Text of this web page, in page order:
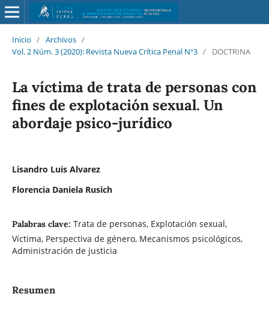
Inicio / Archivos /
Vol. 2 Núm. 3 (2020): Revista Nueva Crítica Penal Nº3 / DOCTRINA
La víctima de trata de personas con
fines de explotación sexual. Un
abordaje psico-jurídico
Lisandro Luis Alvarez
Florencia Daniela Rusich
Palabras clave: Trata de personas, Explotación sexual,
Víctima, Perspectiva de género, Mecanismos psicológicos,
Administración de justicia
Resumen